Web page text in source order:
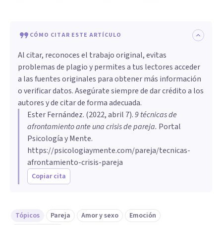
CÓMO CITAR ESTE ARTÍCULO
Al citar, reconoces el trabajo original, evitas
problemas de plagio y permites a tus lectores acceder
a las fuentes originales para obtener más información
o verificar datos. Asegúrate siempre de dar crédito a los
autores y de citar de forma adecuada.
Ester Fernández. (2022, abril 7).9 técnicas de
afrontamiento ante una crisis de pareja. Portal
Psicología y Mente.
https://psicologiaymente.com/pareja/tecnicas-
afrontamiento-crisis-pareja
Copiar cita
Tópicos Pareja Amor y sexo
Emoción